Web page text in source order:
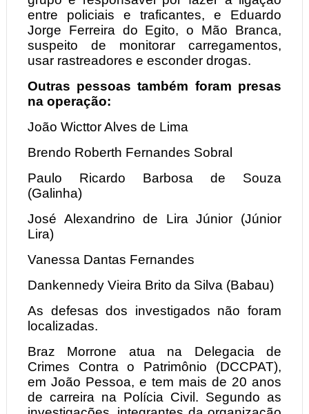
entre policiais e traficantes, e Eduardo
Jorge Ferreira do Egito, o Mão Branca,
suspeito de monitorar carregamentos,
usar rastreadores e esconder drogas.
Outras pessoas também foram presas
na operação:
João Wicttor Alves de Lima
Brendo Roberth Fernandes Sobral
Paulo Ricardo Barbosa de Souza
(Galinha)
José Alexandrino de Lira Júnior (Júnior
Lira)
Vanessa Dantas Fernandes
Dankennedy Vieira Brito da Silva (Babau)
As defesas dos investigados não foram
localizadas.
Braz Morrone atua na Delegacia de
Crimes Contra o Patrimônio (DCCPAT),
em João Pessoa, e tem mais de 20 anos
de carreira na Polícia Civil. Segundo as